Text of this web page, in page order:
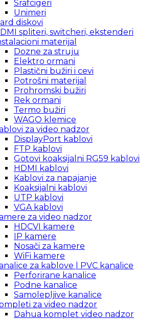
Srafcigeri
Unimeri
diskovi
spliteri, switcheri, ekstenderi
materijal
Dozne za struju
Elektro ormani
Plastični bužiri i cevi
Potrošni materijal
Prohromski bužiri
Rek ormani
Termo bužiri
WAGO klemice
za video nadzor
DisplayPort kablovi
FTP kablovi
Gotovi koaksijalni RG59 kablovi
HDMI kablovi
Kablovi za napajanje
Koaksijalni kablovi
UTP kablovi
VGA kablovi
za video nadzor
HDCVI kamere
IP kamere
Nosači za kamere
WiFi kamere
za kablove | PVC kanalice
Perforirane kanalice
Podne kanalice
Samolepljive kanalice
za video nadzor
Dahua komplet video nadzor